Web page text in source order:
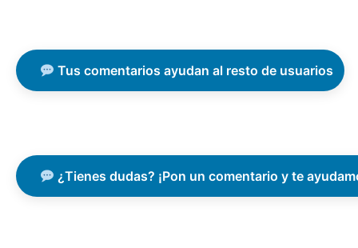
Tus comentarios ayudan al resto de usuarios
¿Tienes dudas? ¡Pon un comentario y te